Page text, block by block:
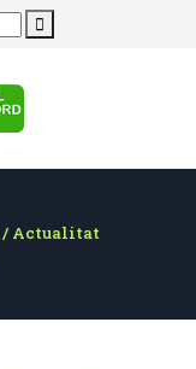
/ Actualitat